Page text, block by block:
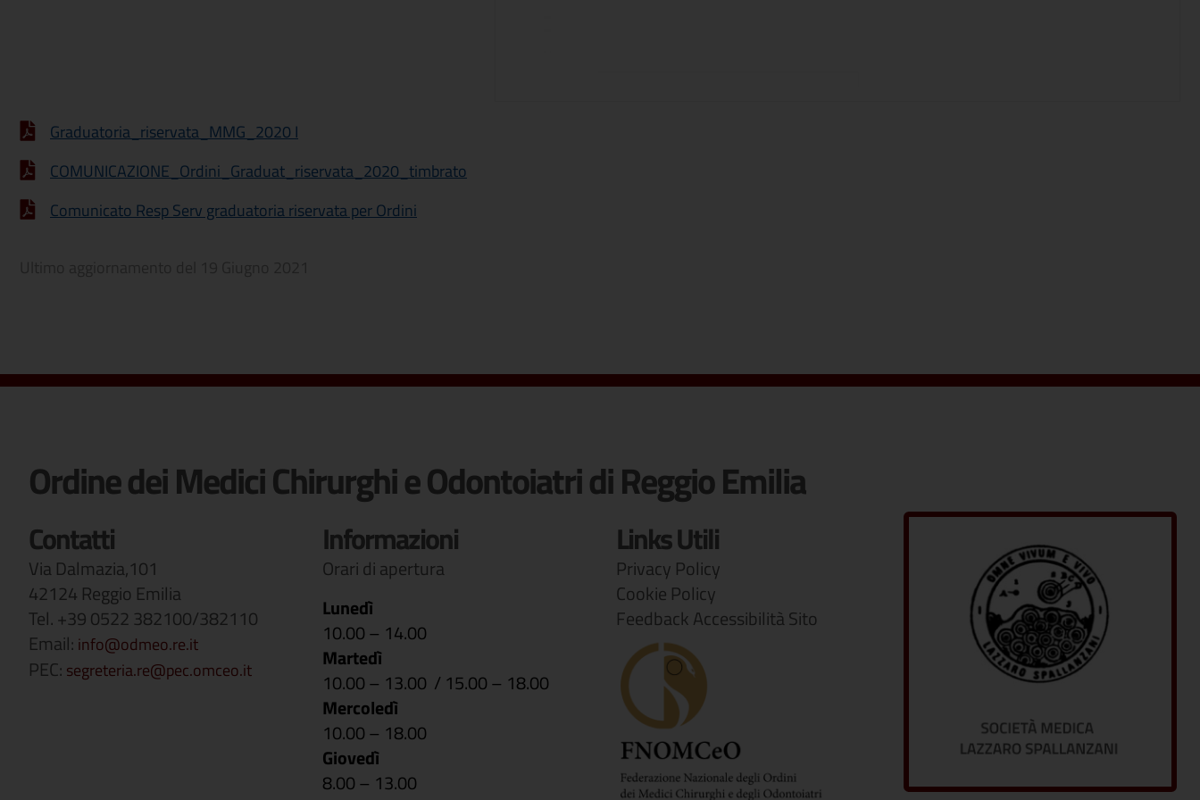
Graduatoria_riservata_MMG_2020 I
COMUNICAZIONE_Ordini_Graduat_riservata_2020_timbrato
Comunicato Resp Serv graduatoria riservata per Ordini
Ordine dei Medici Chirurghi e Odontoiatri di Reggio Emilia
Contatti
Via Dalmazia,101
42124 Reggio Emilia
Tel. +39 0522 382100/382110
Email: info@odmeo.re.it
PEC: segreteria.re@pec.omceo.it
Informazioni
Orari di apertura
Lunedì
10.00 – 14.00
Martedì
10.00 – 13.00 / 15.00 – 18.00
Mercoledì
10.00 – 18.00
Giovedì
8.00 – 13.00
Links Utili
Privacy Policy
Cookie Policy
Feedback Accessibilità Sito